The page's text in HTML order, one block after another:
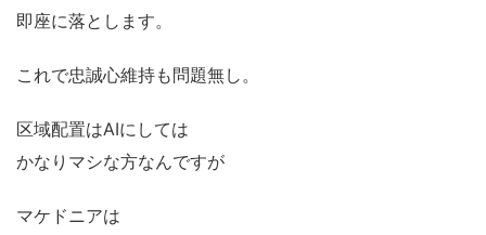
即座に落とします。
これで忠誠心維持も問題無し。
区域配置はAIにしては
かなりマシな方なんですが
マケドニアは